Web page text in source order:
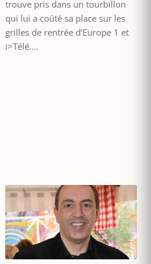
trouve pris dans un tourbillon
qui lui a coûté sa place sur les
grilles de rentrée d’Europe 1 et
i>Télé.…